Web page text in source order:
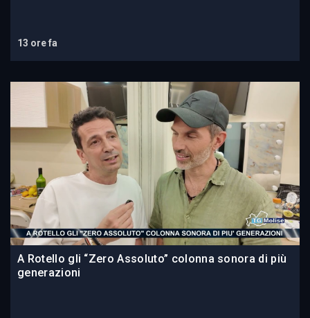
13 ore fa
A Rotello gli “Zero Assoluto” colonna sonora di più
generazioni